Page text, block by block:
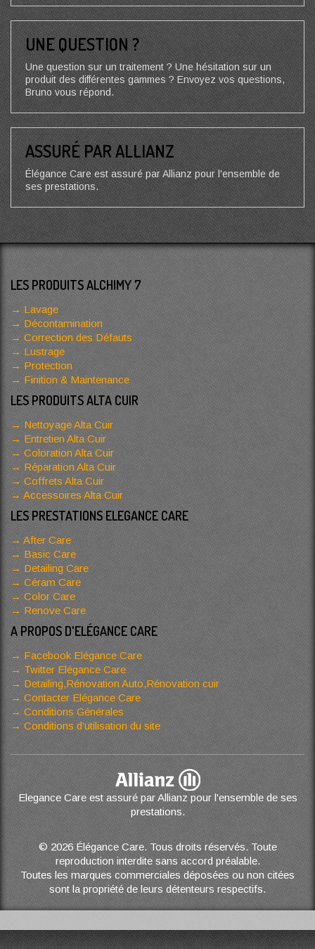
UNE QUESTION ?
Une question sur un traitement ? Une hésitation sur un
produit des différentes gammes ? Envoyez vos questions,
Bruno vous répond.
ASSURÉ PAR ALLIANZ
Élégance Care est assuré par Allianz pour l'ensemble de
ses prestations.
LES PRODUITS ALCHIMY 7
Lavage
Décontamination
Correction des Défauts
Lustrage
Protection
Finition & Maintenance
LES PRODUITS ALTA CUIR
Nettoyage Alta Cuir
Entretien Alta Cuir
Coloration Alta Cuir
Réparation Alta Cuir
Coffrets Alta Cuir
Accessoires Alta Cuir
LES PRESTATIONS ELEGANCE CARE
After Care
Basic Care
Detailing Care
Céram Care
Color Care
Renove Care
A PROPOS D'ELÉGANCE CARE
Facebook Elégance Care
Twitter Elégance Care
Detailing,Rénovation Auto,Rénovation cuir
Contacter Elégance Care
Conditions Générales
Conditions d’utilisation du site
Elegance Care est assuré par Allianz pour l'ensemble de ses
prestations.
© 2026 Élégance Care. Tous droits réservés. Toute
reproduction interdite sans accord préalable.
Toutes les marques commerciales déposées ou non citées
sont la propriété de leurs détenteurs respectifs.